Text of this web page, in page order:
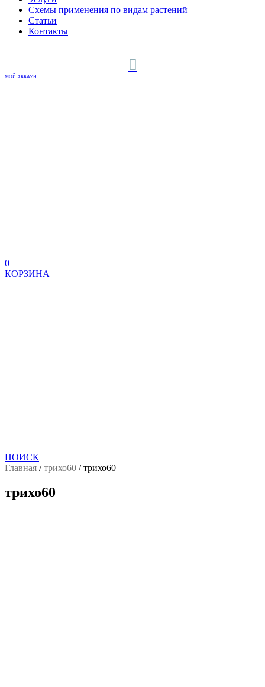
Схемы применения по видам растений
Статьи
Контакты
МОЙ АККАУНТ
0
КОРЗИНА
ПОИСК
Главная /трихо60 /трихо60
трихо60